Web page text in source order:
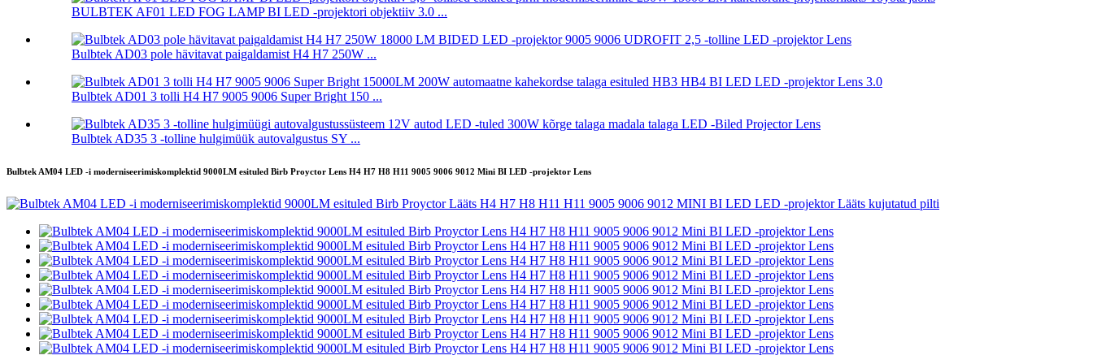
BULBTEK AF01 LED FOG LAMP BI LED -projektori objektiiv 3.0 ...
Bulbtek AD03 pole hävitavat paigaldamist H4 H7 250W ...
Bulbtek AD01 3 tolli H4 H7 9005 9006 Super Bright 150 ...
Bulbtek AD35 3 -tolline hulgimüük autovalgustus SY ...
Bulbtek AM04 LED -i moderniseerimiskomplektid 9000LM esituled Birb Proyctor Lens H4 H7 H8 H11 9005 9006 9012 Mini BI LED -projektor Lens